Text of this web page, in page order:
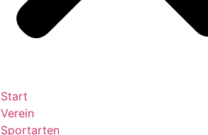
Start
Verein
Sportarten